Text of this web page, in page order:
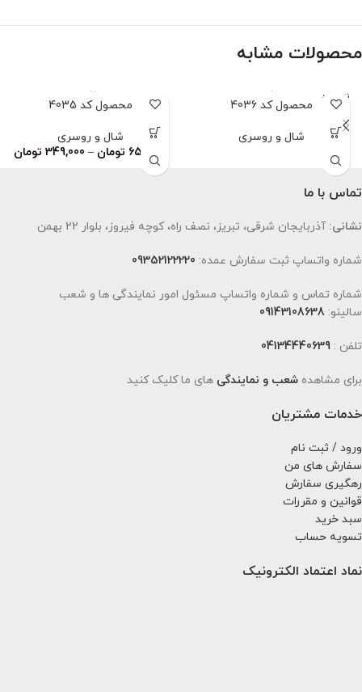
محصولات مشابه
ناموجود
محصول کد 4036
شال و روسری
محصول کد 4035
شال و روسری
659,000 تومان –
349,000 تومان
تماس با ما
نشانی: آذربایجان شرقی، تبریز، نصف راه، کوچه فیروز، بلوار 22 بهمن
شماره واتساپ ثبت سفارش عمده: 09352122220
شماره تماس و شماره واتساپ مسئول امور نمایندگی ها و شعب
سالینو: 09143108638
تلفن : 04134440639
برای مشاهده شعب و نمایندگی های ما کلیک کنید
خدمات مشتریان
ورود / ثبت نام
سفارش های من
رهگیری سفارش
قوانین و مقررات
سبد خرید
تسویه حساب
نماد اعتماد الکترونیک